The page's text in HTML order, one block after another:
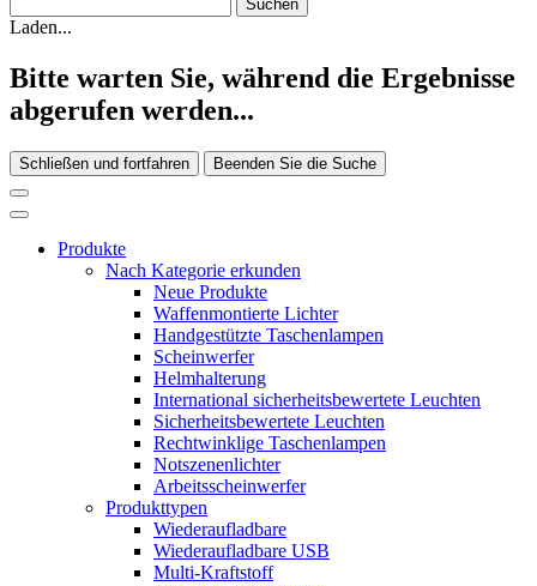
Laden...
Bitte warten Sie, während die Ergebnisse
abgerufen werden...
Schließen und fortfahren Beenden Sie die Suche
Produkte
Nach Kategorie erkunden
Neue Produkte
Waffenmontierte Lichter
Handgestützte Taschenlampen
Scheinwerfer
Helmhalterung
International sicherheitsbewertete Leuchten
Sicherheitsbewertete Leuchten
Rechtwinklige Taschenlampen
Notszenenlichter
Arbeitsscheinwerfer
Produkttypen
Wiederaufladbare
Wiederaufladbare USB
Multi-Kraftstoff